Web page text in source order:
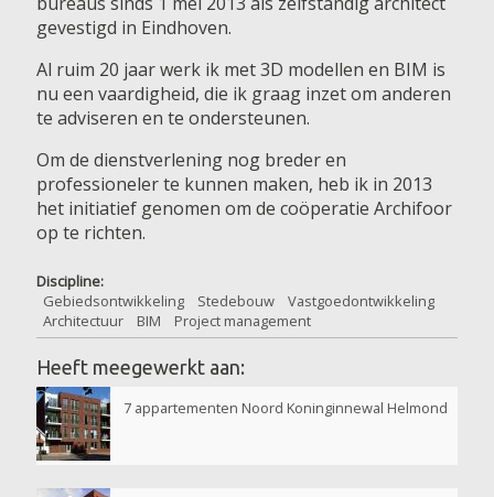
gevestigd in Eindhoven.
Al ruim 20 jaar werk ik met 3D modellen en BIM is
nu een vaardigheid, die ik graag inzet om anderen
te adviseren en te ondersteunen.
Om de dienstverlening nog breder en
professioneler te kunnen maken, heb ik in 2013
het initiatief genomen om de coöperatie Archifoor
op te richten.
Discipline:
Gebiedsontwikkeling
Stedebouw
Vastgoedontwikkeling
Architectuur
BIM Project management
Heeft meegewerkt aan:
7 appartementen Noord Koninginnewal Helmond
Pages